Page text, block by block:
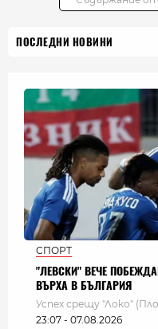
ПОСЛЕДНИ НОВИНИ
СПОРТ
"ЛЕВСКИ" ВЕЧЕ
ВЪРХА В БЪЛГАРИЯ
Успех срещу "Локо"
23:07 - 07.08.2026